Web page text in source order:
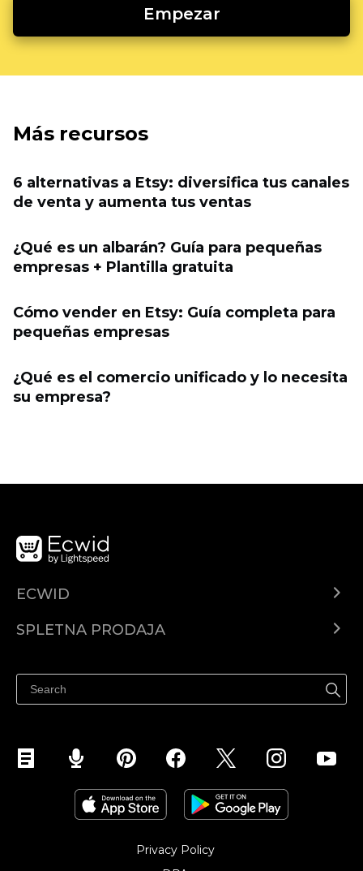
Empezar
Más recursos
6 alternativas a Etsy: diversifica tus canales
de venta y aumenta tus ventas
¿Qué es un albarán? Guía para pequeñas
empresas + Plantilla gratuita
Cómo vender en Etsy: Guía completa para
pequeñas empresas
¿Qué es el comercio unificado y lo necesita
su empresa?
ECWID
SPLETNA PRODAJA
Prodaja na Instagramu
Privacy Policy